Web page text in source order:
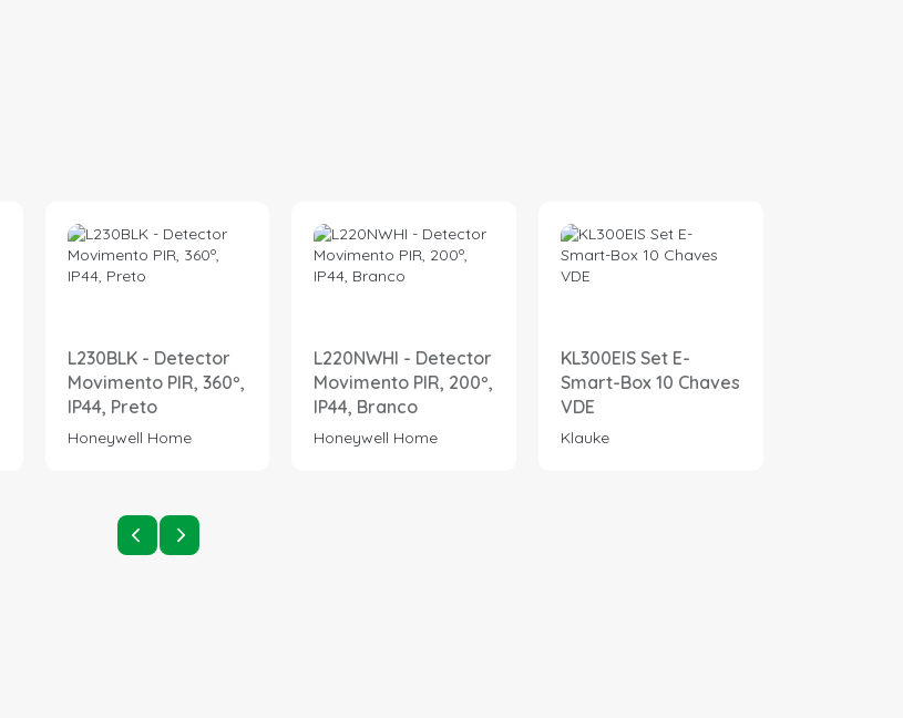
L230BLK - Detector
Movimento PIR, 360º,
IP44, Preto
Honeywell Home
L220NWHI - Detector
Movimento PIR, 200º,
IP44, Branco
Honeywell Home
KL300EIS Set E-
Smart-Box 10 Chaves
VDE
Klauke